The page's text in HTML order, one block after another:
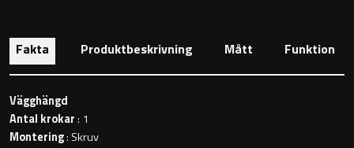
Toalettpappershållare
Krokar
Handduksringar
Fakta Produktbeskrivning Mått Funktion
Vägghängd
Antal krokar: 1
Montering: Skruv